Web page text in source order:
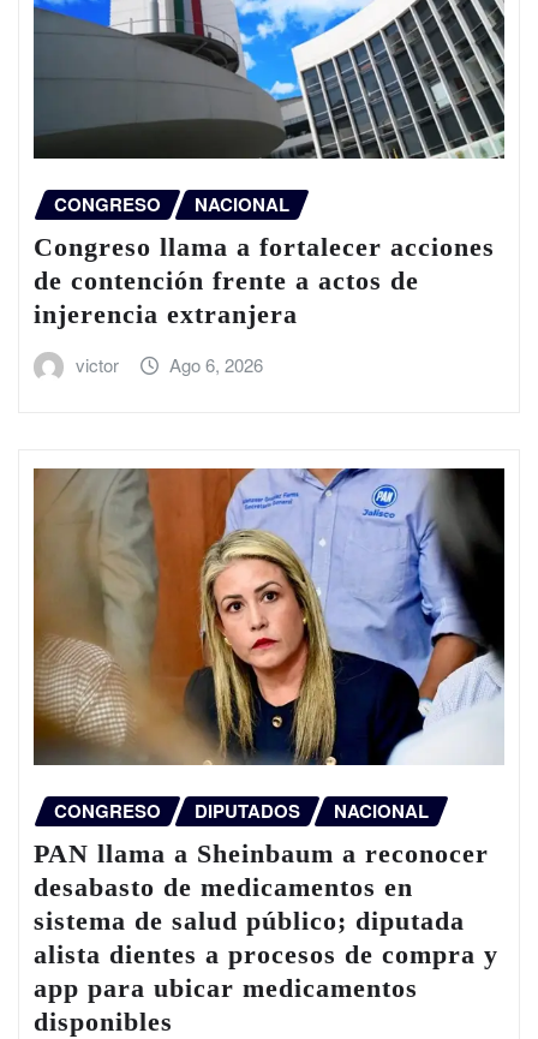
CONGRESO NACIONAL
Congreso llama a fortalecer acciones
de contención frente a actos de
injerencia extranjera
victor Ago 6, 2026
CONGRESO DIPUTADOS NACIONAL
PAN llama a Sheinbaum a reconocer
desabasto de medicamentos en
sistema de salud público; diputada
alista dientes a procesos de compra y
app para ubicar medicamentos
disponibles